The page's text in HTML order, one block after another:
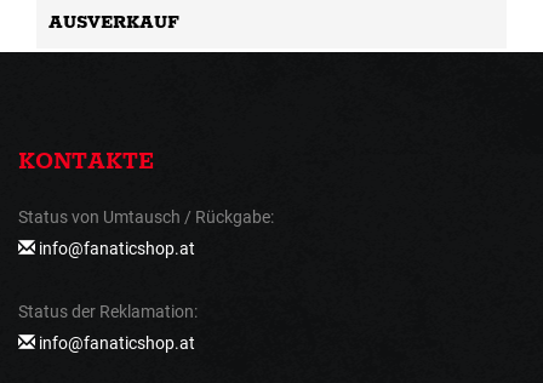
AUSVERKAUF
KONTAKTE
Status von Umtausch / Rückgabe:
info@fanaticshop.at
Status der Reklamation:
info@fanaticshop.at